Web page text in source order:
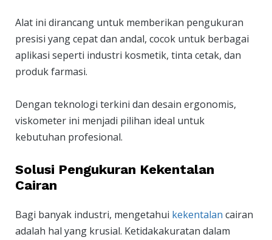
Alat ini dirancang untuk memberikan pengukuran
presisi yang cepat dan andal, cocok untuk berbagai
aplikasi seperti industri kosmetik, tinta cetak, dan
produk farmasi.
Dengan teknologi terkini dan desain ergonomis,
viskometer ini menjadi pilihan ideal untuk
kebutuhan profesional.
Solusi Pengukuran Kekentalan
Cairan
Bagi banyak industri, mengetahui kekentalan cairan
adalah hal yang krusial. Ketidakakuratan dalam